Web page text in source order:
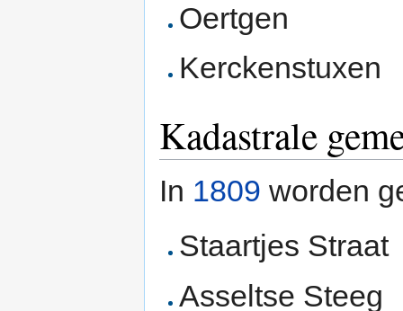
Oertgen
Kerckenstuxen
Kadastrale
In 1809 worden
Staartjes Straat
Asseltse Steeg